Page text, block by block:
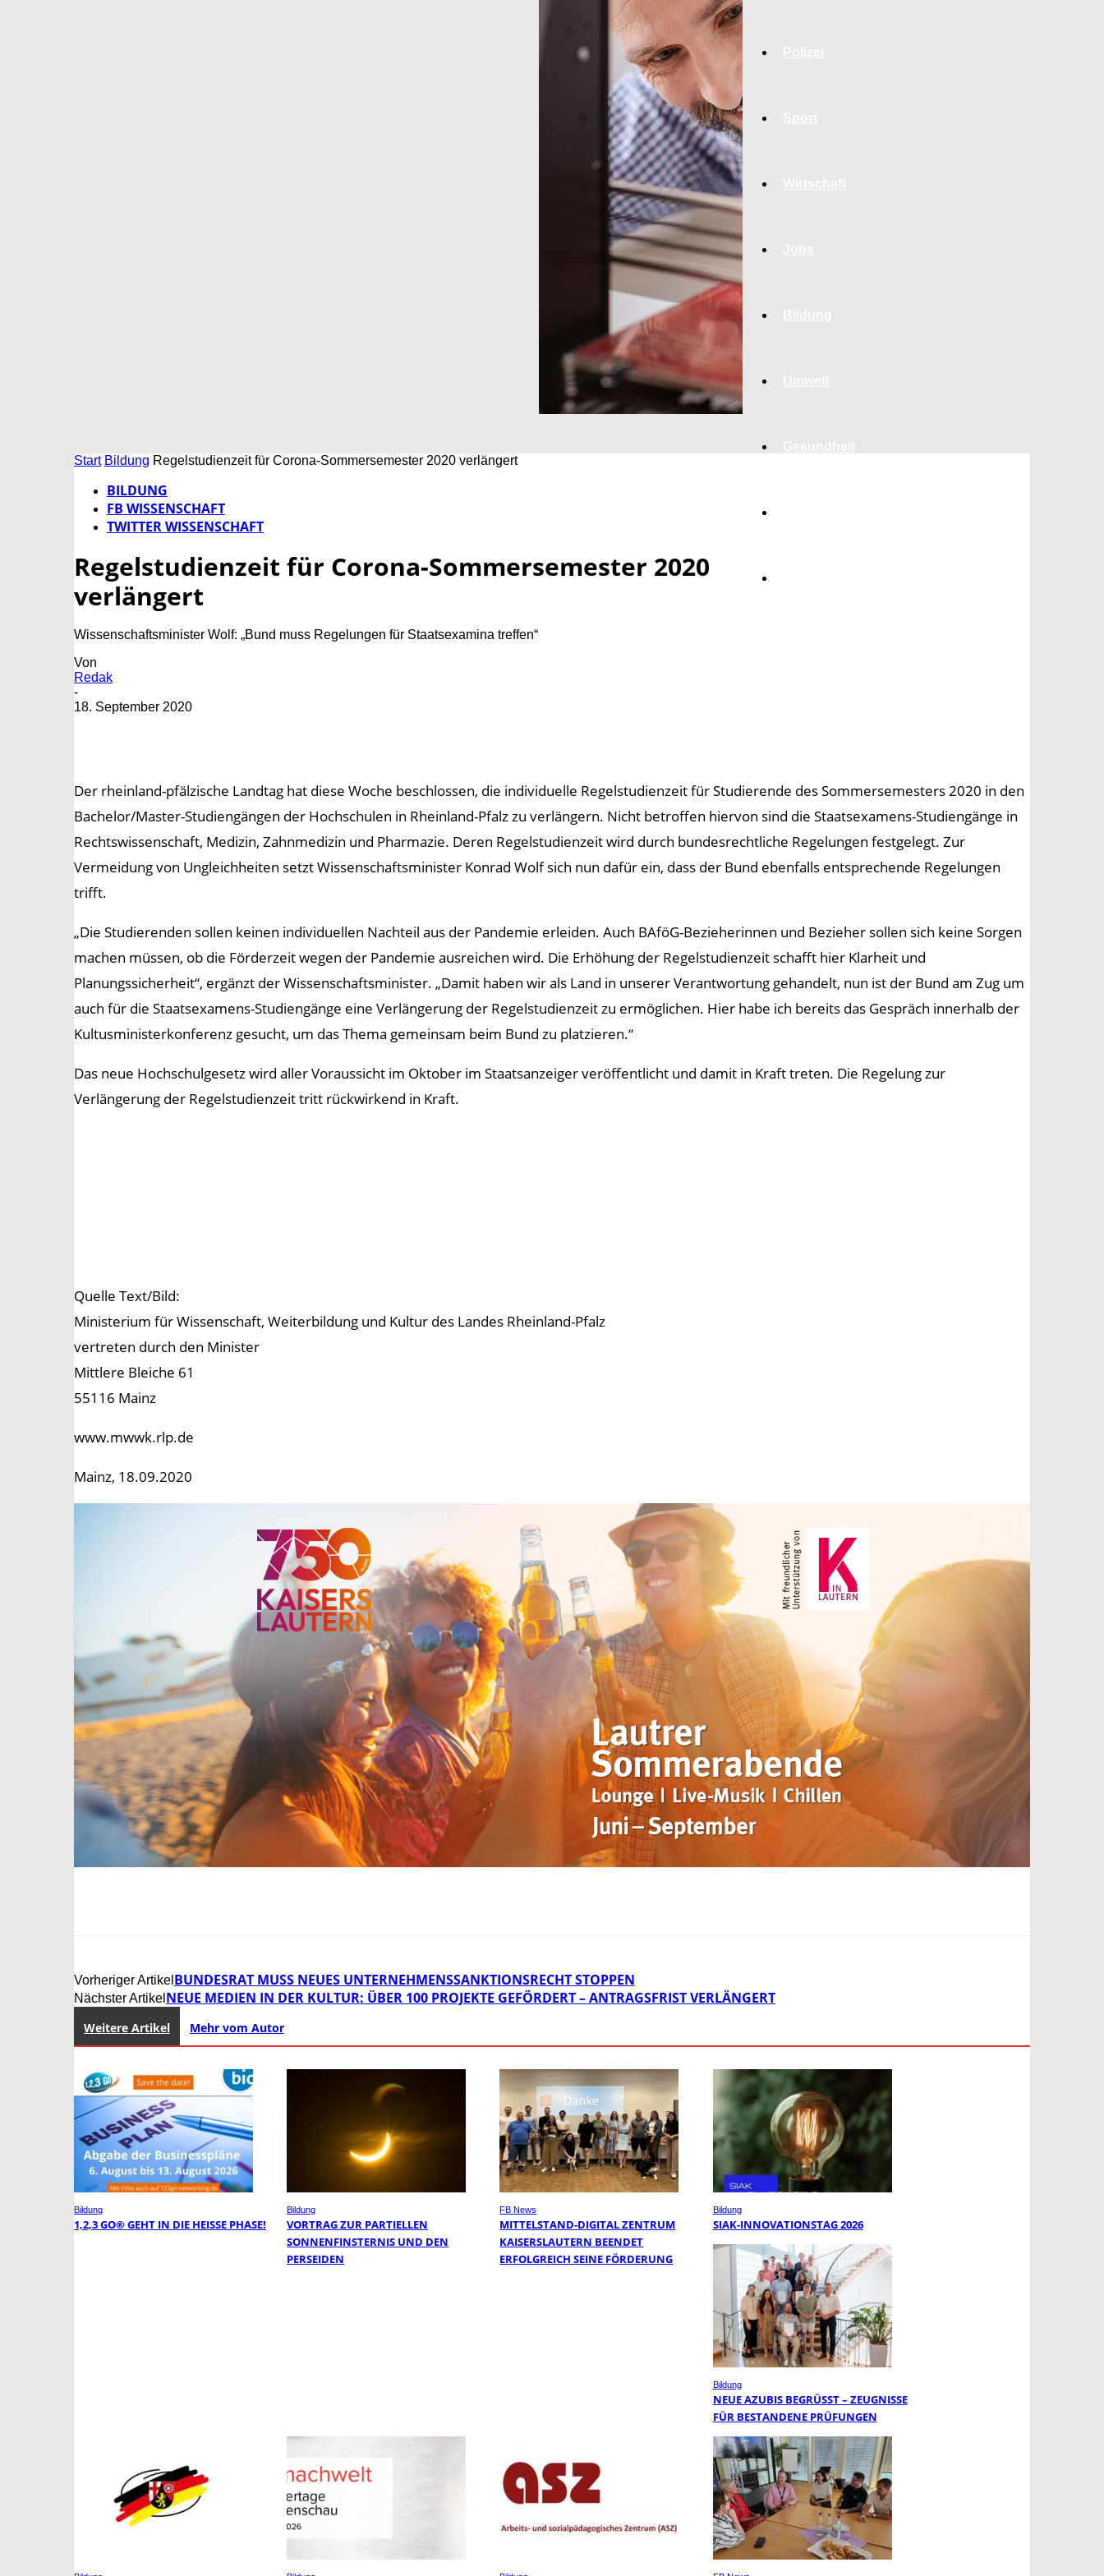
Gesundheit
Start Bildung Regelstudienzeit für Corona-Sommersemester 2020 verlängert
BILDUNG
FB WISSENSCHAFT
TWITTER WISSENSCHAFT
Regelstudienzeit für Corona-Sommersemester 2020
verlängert
Wissenschaftsminister Wolf: „Bund muss Regelungen für Staatsexamina treffen“
Von
Redak
-
18. September 2020
Der rheinland-pfälzische Landtag hat diese Woche beschlossen, die individuelle Regelstudienzeit für Studierende des Sommersemesters 2020 in den
Bachelor/Master-Studiengängen der Hochschulen in Rheinland-Pfalz zu verlängern. Nicht betroffen hiervon sind die Staatsexamens-Studiengänge in
Rechtswissenschaft, Medizin, Zahnmedizin und Pharmazie. Deren Regelstudienzeit wird durch bundesrechtliche Regelungen festgelegt. Zur
Vermeidung von Ungleichheiten setzt Wissenschaftsminister Konrad Wolf sich nun dafür ein, dass der Bund ebenfalls entsprechende Regelungen
trifft.
„Die Studierenden sollen keinen individuellen Nachteil aus der Pandemie erleiden. Auch BAföG-Bezieherinnen und Bezieher sollen sich keine Sorgen
machen müssen, ob die Förderzeit wegen der Pandemie ausreichen wird. Die Erhöhung der Regelstudienzeit schafft hier Klarheit und
Planungssicherheit“, ergänzt der Wissenschaftsminister. „Damit haben wir als Land in unserer Verantwortung gehandelt, nun ist der Bund am Zug um
auch für die Staatsexamens-Studiengänge eine Verlängerung der Regelstudienzeit zu ermöglichen. Hier habe ich bereits das Gespräch innerhalb der
Kultusministerkonferenz gesucht, um das Thema gemeinsam beim Bund zu platzieren.“
Das neue Hochschulgesetz wird aller Voraussicht im Oktober im Staatsanzeiger veröffentlicht und damit in Kraft treten. Die Regelung zur
Verlängerung der Regelstudienzeit tritt rückwirkend in Kraft.
Quelle Text/Bild:
Ministerium für Wissenschaft, Weiterbildung und Kultur des Landes Rheinland-Pfalz
vertreten durch den Minister
Mittlere Bleiche 61
55116 Mainz
www.mwwk.rlp.de
Mainz, 18.09.2020
Vorheriger Artikel BUNDESRAT MUSS NEUES UNTERNEHMENSSANKTIONSRECHT STOPPEN
Nächster Artikel NEUE MEDIEN IN DER KULTUR: ÜBER 100 PROJEKTE GEFÖRDERT – ANTRAGSFRIST VERLÄNGERT
Weitere Artikel Mehr vom Autor
Bildung
1,2,3 GO® GEHT IN DIE HEISSE PHASE!
Bildung
VORTRAG ZUR PARTIELLEN
SONNENFINSTERNIS UND DEN
PERSEIDEN
FB News
MITTELSTAND-DIGITAL ZENTRUM
KAISERSLAUTERN BEENDET
ERFOLGREICH SEINE FÖRDERUNG
Bildung
SIAK-INNOVATIONSTAG 2026
Bildung
NEUE AZUBIS BEGRÜSST – ZEUGNISSE F
ÜR BESTANDENE PRÜFUNGEN